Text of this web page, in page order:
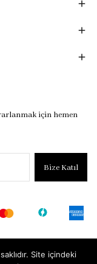
için hemen
Bize Katıl
Site içindeki